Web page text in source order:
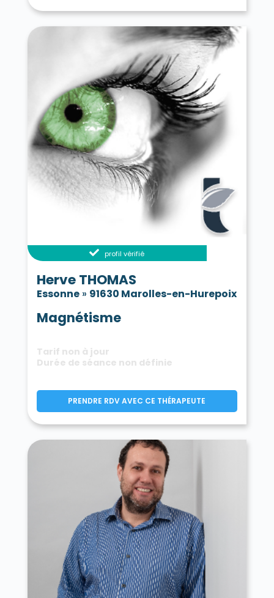
profil vérifié
Herve THOMAS
Essonne» 91630 Marolles-en-Hurepoix
Magnétisme
Tarif non à jour
Durée de séance non définie
PRENDRE RDV AVEC CE THÉRAPEUTE